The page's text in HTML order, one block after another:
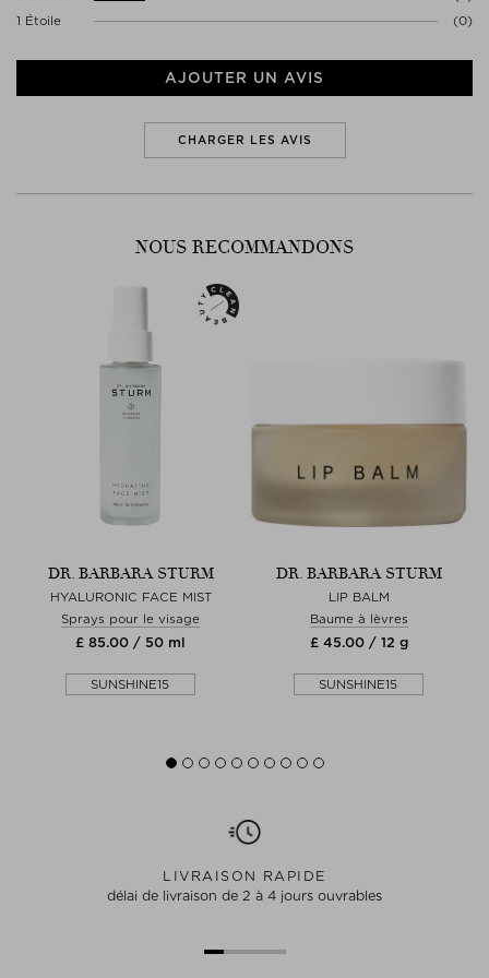
répondent à la norme de notre CLEAN Guide.
1 Étoile
(0)
AJOUTER UN AVIS
CHARGER LES AVIS
NOUS RECOMMANDONS
DR. BARBARA STURM
HYALURONIC FACE MIST
Sprays pour le visage
£ 85.00 / 50 ml
SUNSHINE15
DR. BARBARA STURM
LIP BALM
Baume à lèvres
£ 45.00 / 12 g
SUNSHINE15
LIVRAISON RAPIDE
délai de livraison de 2 à 4 jours ouvrables